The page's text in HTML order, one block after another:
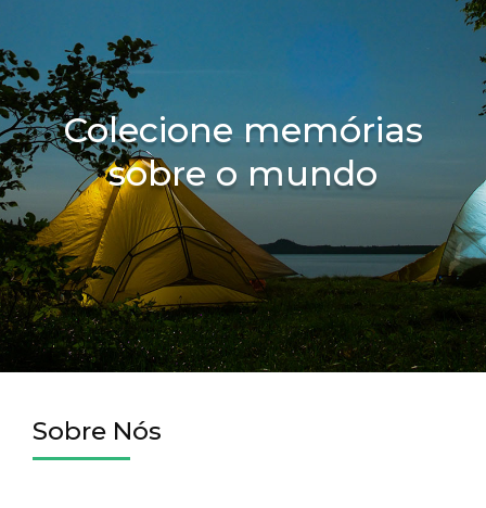
Colecione memórias
sobre o mundo
Sobre Nós